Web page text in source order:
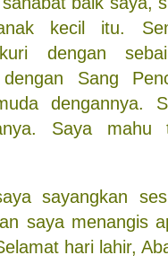
kecil itu.
dengan
Sang
dengannya.
Saya mahu
sayangkan
saya menangis
hari lahir,